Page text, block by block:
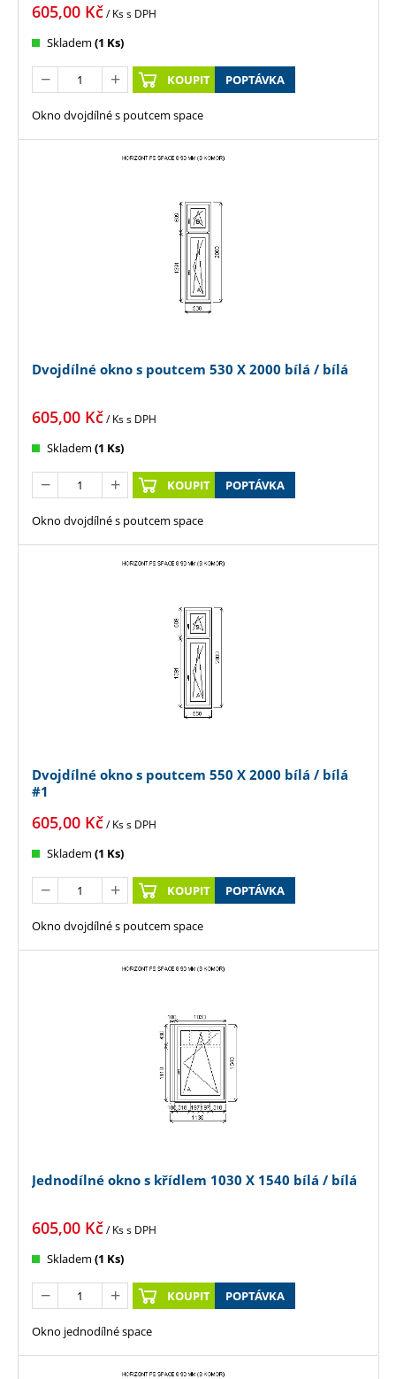
605,00 Kč/ Kss DPH
Skladem (1 Ks)
KOUPIT POPTÁVKA
Okno dvojdílné s poutcem space
Dvojdílné okno s poutcem 530 X 2000 bílá / bílá
605,00 Kč/ Kss DPH
Skladem (1 Ks)
KOUPIT POPTÁVKA
Okno dvojdílné s poutcem space
Dvojdílné okno s poutcem 550 X 2000 bílá / bílá
#1
605,00 Kč/ Kss DPH
Skladem (1 Ks)
KOUPIT POPTÁVKA
Okno dvojdílné s poutcem space
Jednodílné okno s křídlem 1030 X 1540 bílá / bílá
605,00 Kč/ Kss DPH
Skladem (1 Ks)
KOUPIT POPTÁVKA
Okno jednodílné space